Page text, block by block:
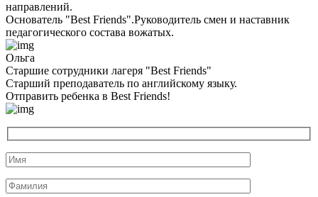
направлений.
Основатель "Best Friends".Руководитель смен и наставник
педагогического состава вожатых.
Ольга
Старшие сотрудники лагеря "Best Friends"
Cтарший преподаватель по английскому языку.
Отправить ребенка в Best Friends!